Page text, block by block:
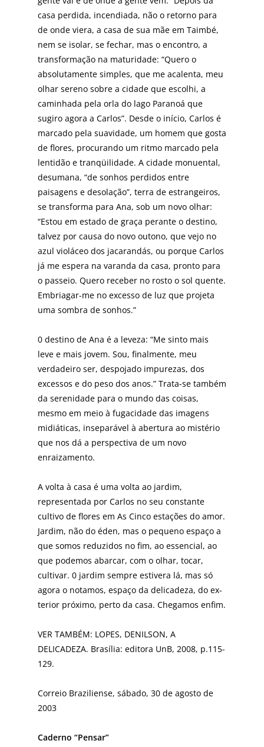
casa perdida, incendiada, não o retor­no para
de onde viera, a casa de sua mãe em Taimbé,
nem se isolar, se fechar, mas o encontro, a
transformação na maturidade: “Quero o
absolutamente simples, que me acalenta, meu
olhar sereno sobre a cidade que escolhi, a
caminhada pela orla do lago Paranoá que
sugiro agora a Carlos”. Desde o início, Carlos é
marcado pela suavidade, um homem que gosta
de flores, procurando um ritmo marcado pela
lentidão e tranqüilidade. A cidade monu­ental,
desumana, “de sonhos perdidos entre
paisagens e desolação”, terra de estrangeiros,
se transforma para Ana, sob um novo olhar:
“Estou em estado de graça per­ante o destino,
talvez por causa do novo outono, que vej­o no
azul violáceo dos jacarandás, ou porque Carlos
já me espera na varanda da casa, pronto para
o passeio. Quero receber no rosto o sol quente.
Embriagar-me no excesso de luz que projeta
uma sombra de sonhos.”
0 destino de Ana é a leveza: “Me sinto mais
leve e mais jovem. Sou, finalmente, meu
verdadeiro ser, despojado impurezas, dos
excessos e do peso dos anos.” Trata-se também
da serenidade para o mundo das coisas,
mesmo em meio à fugacidade das imagens
midiáticas, insepará­vel à abertura ao mistério
que nos dá a perspectiva de um no­vo
enraizamento.
A volta à casa é uma vol­ta ao jardim,
representada por Carlos no seu cons­tante
cultivo de flores em As Cinco estações do amor.
Jardim, não do éden, mas o pequeno espaço a
que somos re­duzidos no fim, ao essen­cial, ao
que podemos abarcar, com o olhar, tocar,
cultivar. 0 jardim sempre es­tivera lá, mas só
agora o nota­mos, espaço da delicadeza, do ex­
terior próximo, perto da casa. Chegamos enfim.
VER TAMBÉM: LOPES, DENILSON, A
DELICADEZA. Brasília: editora UnB, 2008, p.115-
129.
Correio Braziliense, sábado, 30 de agosto de
2003
Caderno “Pensar”